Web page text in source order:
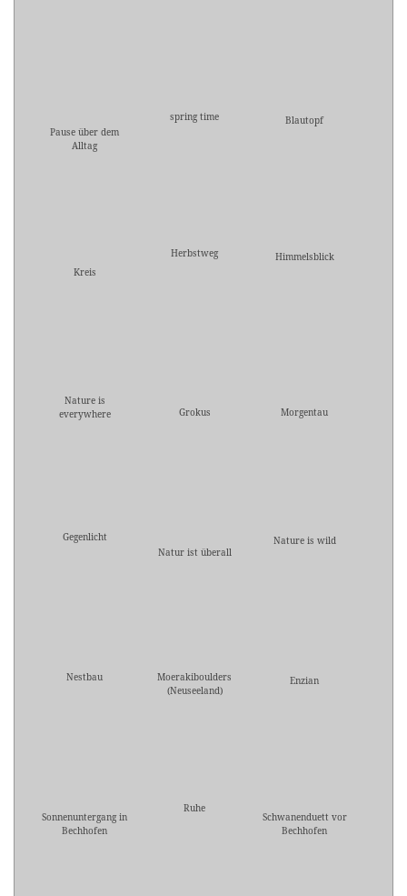
Pause über dem
Alltag
spring time Blautopf
Kreis
Herbstweg Himmelsblick
Nature is
everywhere
Grokus Morgentau
Gegenlicht
Natur ist überall
Nature is wild
Nestbau
Moerakiboulders
(Neuseeland)
Enzian
Sonnenuntergang in
Bechhofen
Ruhe
Schwanenduett vor
Bechhofen